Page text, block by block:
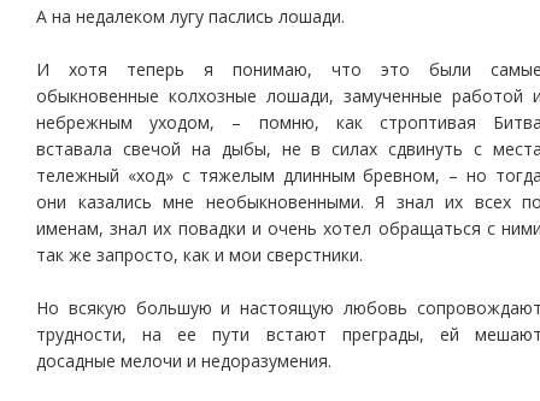
А на недалеком лугу паслись лошади.
И хотя теперь я понимаю, что это были
обыкновенные колхозные лошади, замученные работой
небрежным уходом, – помню, как строптивая
вставала свечой на дыбы, не в силах сдвинуть с
тележный «ход» с тяжелым длинным бревном, – но
они казались мне необыкновенными. Я знал их всех
именам, знал их повадки и очень хотел обращаться с
так же запросто, как и мои сверстники.
Но всякую большую и настоящую любовь
трудности, на ее пути встают преграды, ей
досадные мелочи и недоразумения.